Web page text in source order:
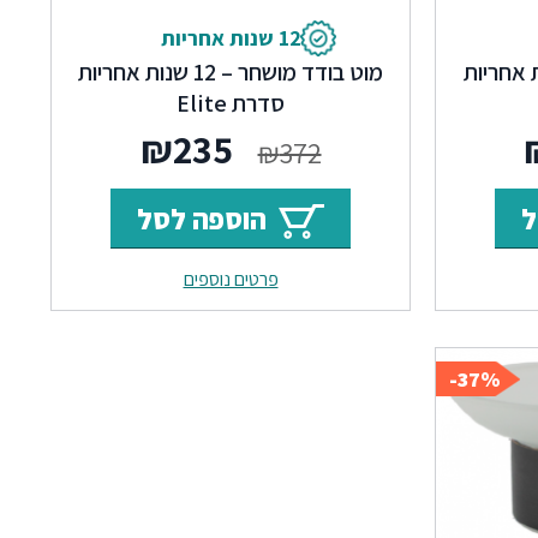
– 12 שנות אחריות
הנוכחי
הוא:
₪313.
12 שנות אחריות
מוט בודד מושחר – 12 שנות אחריות
סדרת Elite
₪372
המחיר
המקורי
היה:
₪372.
₪235
הנוכחי
הוא:
₪235.
הוספה לסל
פרטים נוספים
37%-